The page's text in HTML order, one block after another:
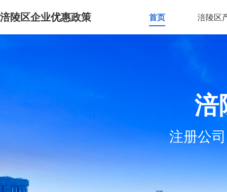
涪陵区企业优惠政策 首页 涪陵区
涪
注册公